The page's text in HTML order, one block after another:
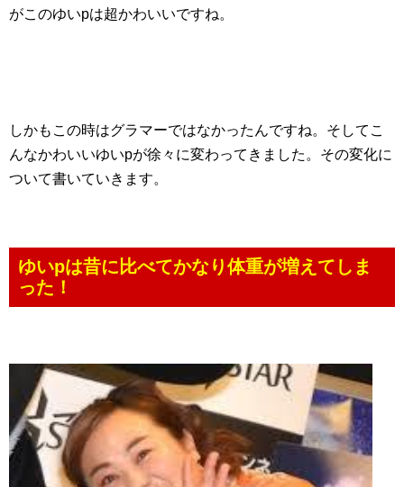
がこのゆいpは超かわいいですね。
しかもこの時はグラマーではなかったんですね。そしてこ
んなかわいいゆいpが徐々に変わってきました。その変化に
ついて書いていきます。
ゆいpは昔に比べてかなり体重が増えてしま
った！